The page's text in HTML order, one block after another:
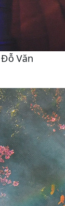
Văn